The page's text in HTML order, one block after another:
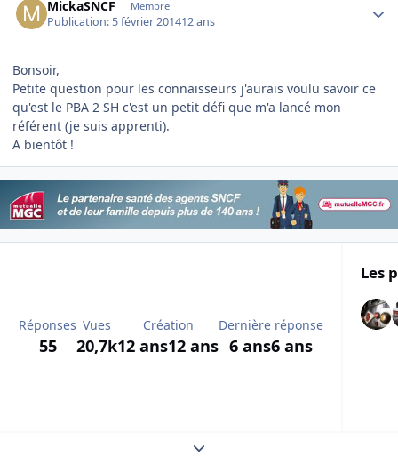
MickaSNCF Membre
Publication: 5 février 201412 ans
Bonsoir,
Petite question pour les connaisseurs j'aurais voulu savoir ce
qu'est le PBA 2 SH c'est un petit défi que m'a lancé mon
référent (je suis apprenti).
A bientôt !
Réponses
55
Vues
20,7k
Création
12 ans12 ans
Dernière réponse
6 ans6 ans
Les
Expand topic overview